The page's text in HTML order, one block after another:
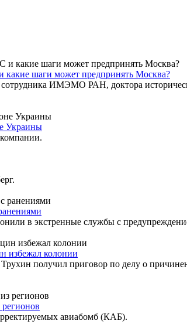
какие шаги может предпринять Москва?
ИМЭМО РАН, доктора
Украины
в экстренные службы с
избежал колонии
получил приговор по делу о
авиабомб (КАБ).